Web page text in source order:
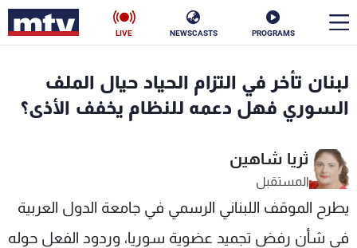
PROGRAMS
NEWSCASTS
LIVE
لبنان تأخر في التزام الحياد حيال الملف
السوري فهل دعمه للنظام يخفف الأذى؟
ثريا شاهين
المستقبل
يطرح الموقف اللبناني الرسمي في جامعة الدول العربية
في شأن رفض تجميد عضوية سوريا، وردود الفعل حوله
الأخبار
سياسة
إقتصاد
منوعات رياضة